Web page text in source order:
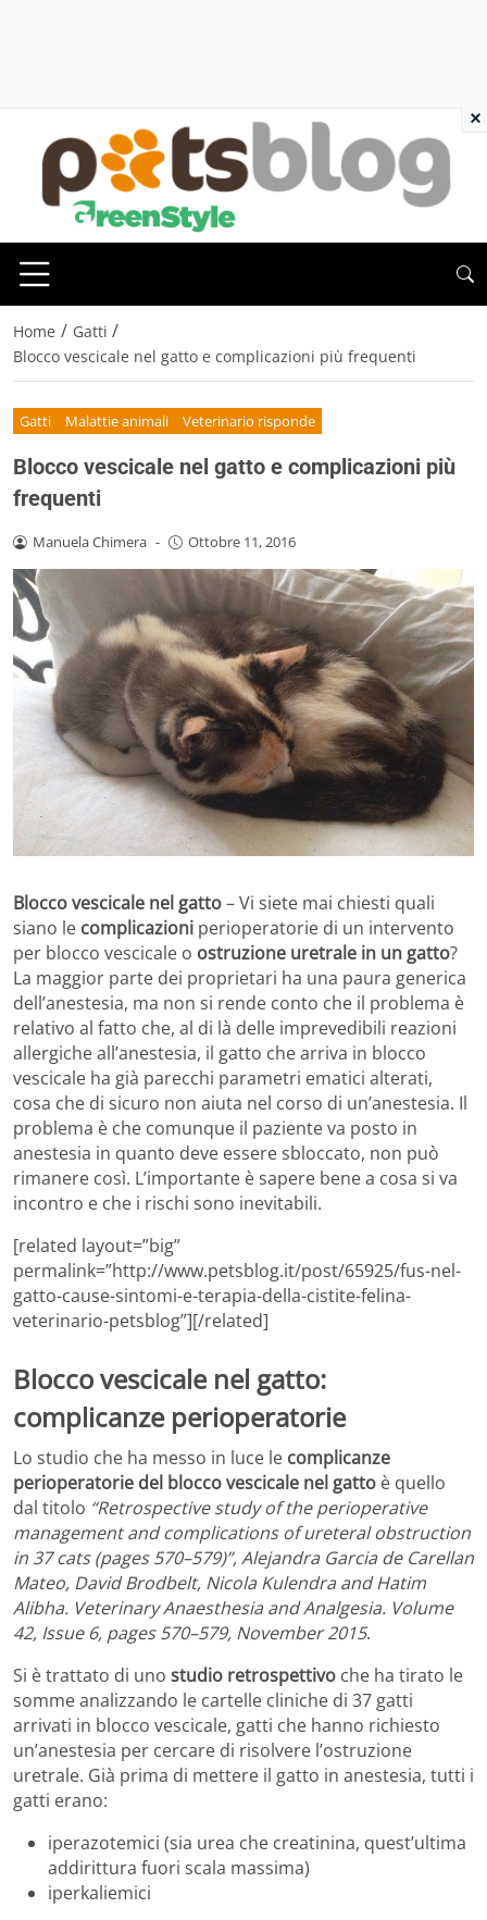
Home / Gatti /
Blocco vescicale nel gatto e complicazioni più frequenti
Gatti Malattie animali Veterinario risponde
Blocco vescicale nel gatto e complicazioni più
frequenti
Manuela Chimera - Ottobre 11, 2016
Blocco vescicale nel gatto– Vi siete mai chiesti quali
siano le complicazioni perioperatorie di un intervento
per blocco vescicale o ostruzione uretrale in un gatto?
La maggior parte dei proprietari ha una paura generica
dell’anestesia, ma non si rende conto che il problema è
relativo al fatto che, al di là delle imprevedibili reazioni
allergiche all’anestesia, il gatto che arriva in blocco
vescicale ha già parecchi parametri ematici alterati,
cosa che di sicuro non aiuta nel corso di un’anestesia. Il
problema è che comunque il paziente va posto in
anestesia in quanto deve essere sbloccato, non può
rimanere così. L’importante è sapere bene a cosa si va
incontro e che i rischi sono inevitabili.
[related layout=”big”
permalink=”http://www.petsblog.it/post/65925/fus-nel-
gatto-cause-sintomi-e-terapia-della-cistite-felina-
veterinario-petsblog”][/related]
Blocco vescicale nel gatto:
complicanze perioperatorie
Lo studio che ha messo in luce le complicanze
perioperatorie del blocco vescicale nel gatto è quello
dal titolo “Retrospective study of the perioperative
management and complications of ureteral obstruction
in 37 cats (pages 570–579)”, Alejandra Garcia de Carellan
Mateo, David Brodbelt, Nicola Kulendra and Hatim
Alibha. Veterinary Anaesthesia and Analgesia. Volume
42, Issue 6, pages 570–579, November 2015.
Si è trattato di uno studio retrospettivo che ha tirato le
somme analizzando le cartelle cliniche di 37 gatti
arrivati in blocco vescicale, gatti che hanno richiesto
un’anestesia per cercare di risolvere l’ostruzione
uretrale. Già prima di mettere il gatto in anestesia, tutti i
gatti erano:
iperazotemici (sia urea che creatinina, quest’ultima
addirittura fuori scala massima)
iperkaliemici
×